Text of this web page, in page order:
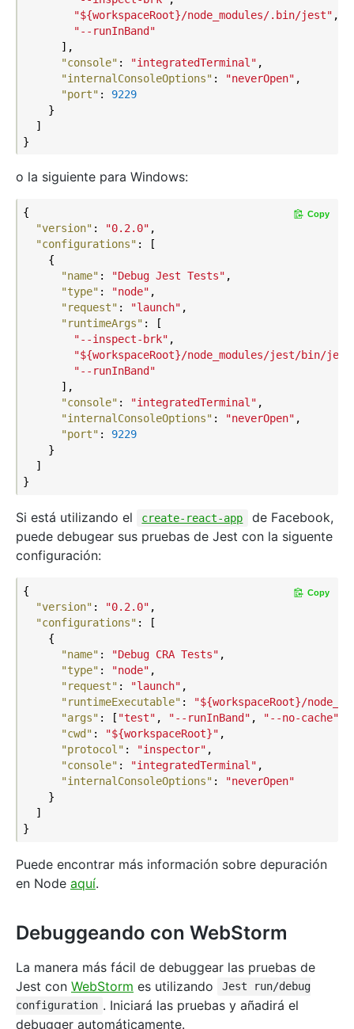
"${workspaceRoot}/node_modules/.bin/jest" ,
"--runInBand"
      ],
"console" : "integratedTerminal" ,
"internalConsoleOptions" : "neverOpen" ,
"port" : 9229
    }
  ]
o la siguiente para Windows:
{
"version" : "0.2.0" ,
"configurations" : [
    {
"name" : "Debug Jest Tests" ,
"type" : "node" ,
"request" : "launch" ,
"runtimeArgs" : [
"--inspect-brk" ,
"${workspaceRoot}/node_modules/jest/bin/
"--runInBand"
      ],
"console" : "integratedTerminal" ,
"internalConsoleOptions" : "neverOpen" ,
"port" : 9229
    }
  ]
Copy
Si está utilizando el create-react-app
de Facebook,
puede debugear sus pruebas de Jest con la siguente
configuración:
{
"version" : "0.2.0" ,
"configurations" : [
    {
"name" : "Debug CRA Tests" ,
"type" : "node" ,
"request" : "launch" ,
"runtimeExecutable" :
"${workspaceRoot}/
"args" : [ "test" , "--runInBand" , "--no-cache"
"cwd" : "${workspaceRoot}" ,
"protocol" : "inspector" ,
"console" : "integratedTerminal" ,
"internalConsoleOptions" :
"neverOpen"
    }
  ]
Copy
Puede encontrar más información sobre depuración
en Node aquí.
Debuggeando con WebStorm
La manera más fácil de debuggear las pruebas de
Jest con WebStorm es utilizando
Jest run/debug
configuration . Iniciará las pruebas y añadirá el
debugger automáticamente.